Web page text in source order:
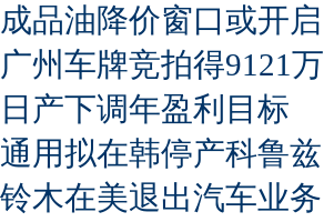
成品油降价窗口或开启
广州车牌竞拍得9121万
日产下调年盈利目标
通用拟在韩停产科鲁兹
铃木在美退出汽车业务